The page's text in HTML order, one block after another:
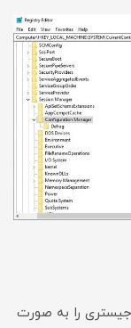
را به صورت